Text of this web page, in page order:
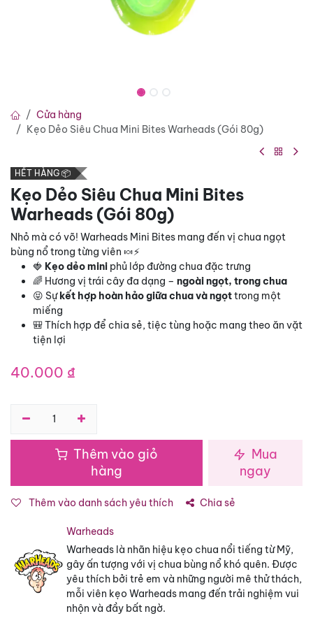
Cửa hàng
Kẹo Dẻo Siêu Chua Mini Bites Warheads (Gói 80g)
HẾT HÀNG 📦
Kẹo Dẻo Siêu Chua Mini Bites
Warheads (Gói 80g)
Nhỏ mà có võ! Warheads Mini Bites mang đến vị chua ngọt
bùng nổ trong từng viên 🍬⚡
🍓 Kẹo dẻo mini phủ lớp đường chua đặc trưng
🌈 Hương vị trái cây đa dạng – ngoài ngọt, trong chua
😝 Sựkết hợp hoàn hảo giữa chua và ngọttrong một
miếng
🎒 Thích hợp để chia sẻ, tiệc tùng hoặc mang theo ăn vặt
tiện lợi
40.000 ₫
Thêm vào giỏ
hàng
Mua
ngay
Thêm vào danh sách yêu thích Chia sẻ
Warheads
Warheads là nhãn hiệu kẹo chua nổi tiếng từ Mỹ,
gây ấn tượng với vị chua bùng nổ khó quên. Được
yêu thích bởi trẻ em và những người mê thử thách,
mỗi viên kẹo Warheads mang đến trải nghiệm vui
nhộn và đầy bất ngờ.